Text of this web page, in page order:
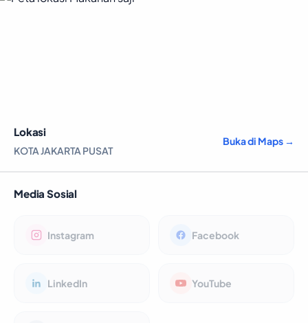
Lokasi
KOTA JAKARTA PUSAT
Buka di Maps →
Media Sosial
Instagram Facebook
LinkedIn YouTube